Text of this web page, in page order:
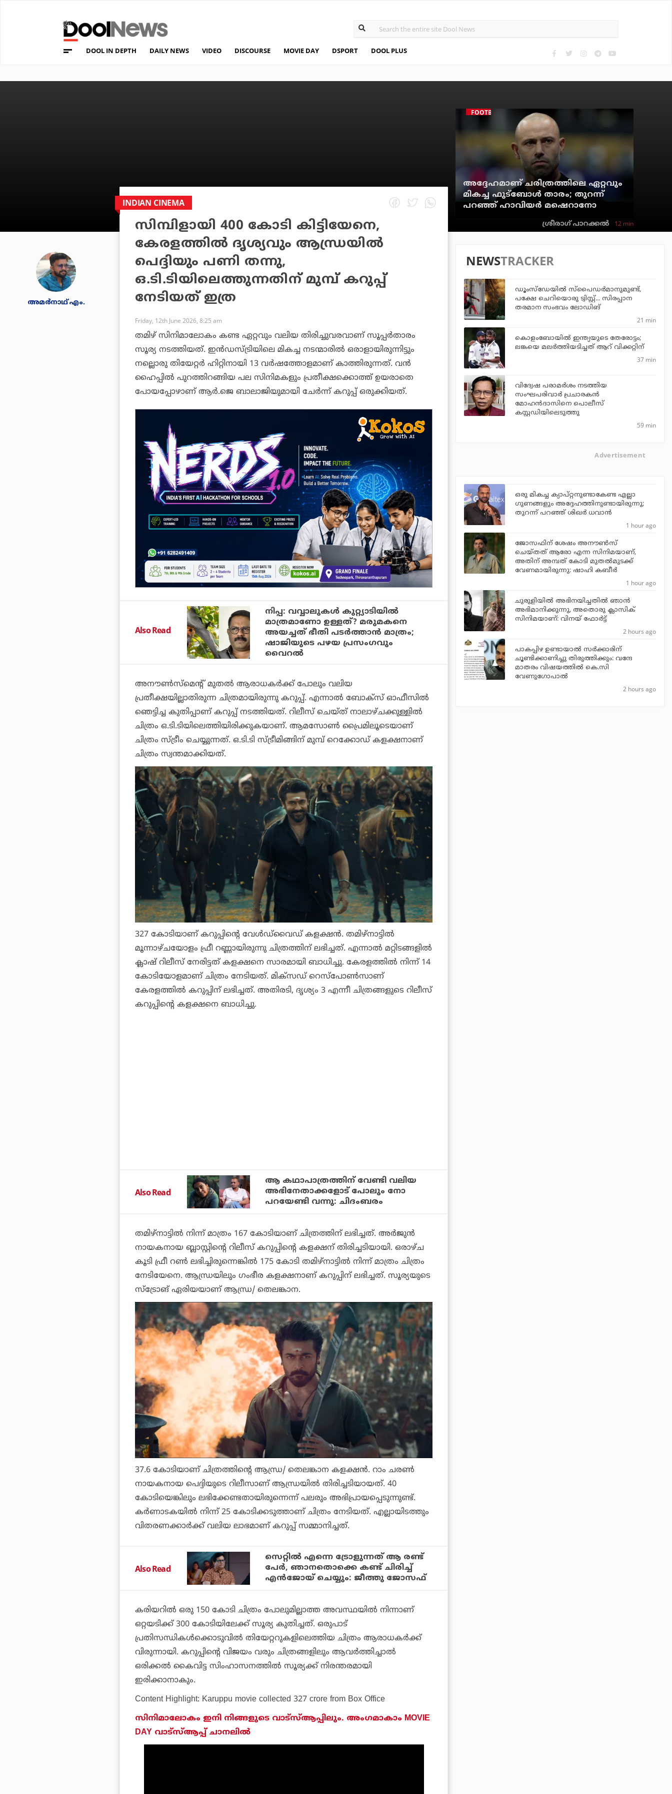
DOOL IN DEPTH DAILY NEWS VIDEO DISCOURSE MOVIE DAY DSPORT DOOL PLUS
FOOTBALL
അദ്ദേഹമാണ് ചരിത്രത്തിലെ ഏറ്റവും
മികച്ച ഫുട്‌ബോള്‍ താരം; തുറന്ന്
പറഞ്ഞ് ഹാവിയര്‍ മഷെറാനോ
ശ്രീരാഗ് പാറക്കല്‍ 12 min
അമര്‍നാഥ് എം.
INDIAN CINEMA
സിമ്പിളായി 400 കോടി കിട്ടിയേനെ,
കേരളത്തില്‍ ദൃശ്യവും ആന്ധ്രയില്‍
പെദ്ദിയും പണി തന്നു,
ഒ.ടി.ടിയിലെത്തുന്നതിന് മുമ്പ് കറുപ്പ്
നേടിയത് ഇത്ര
Friday, 12th June 2026, 8:25 am
തമിഴ് സിനിമാലോകം കണ്ട ഏറ്റവും വലിയ തിരിച്ചുവരവാണ് സൂപ്പര്‍താരം
സൂര്യ നടത്തിയത്. ഇന്‍ഡസ്ട്രിയിലെ മികച്ച നടന്മാരില്‍ ഒരാളായിരുന്നിട്ടും
നല്ലൊരു തിയേറ്റര്‍ ഹിറ്റിനായി 13 വര്‍ഷത്തോളമാണ് കാത്തിരുന്നത്. വന്‍
ഹൈപ്പില്‍ പുറത്തിറങ്ങിയ പല സിനിമകളും പ്രതീക്ഷക്കൊത്ത് ഉയരാതെ
പോയപ്പോഴാണ് ആര്‍.ജെ ബാലാജിയുമായി ചേര്‍ന്ന്കറുപ്പ്ഒരുക്കിയത്.
Also Read
നിപ്പ: വവ്വാലുകള്‍ കുറ്റ്യാടിയില്‍
മാത്രമാണോ ഉള്ളത്? മരുമകനെ
അയച്ചത് ഭീതി പടര്‍ത്താന്‍ മാത്രം;
ഷാജിയുടെ പഴയ പ്രസംഗവും
വൈറല്‍
അനൗണ്‍സ്‌മെന്റ് മുതല്‍ ആരാധകര്‍ക്ക് പോലും വലിയ
പ്രതീക്ഷയില്ലാതിരുന്ന ചിത്രമായിരുന്നു കറുപ്പ്. എന്നാല്‍ ബോക്‌സ് ഓഫീസില്‍
ഞെട്ടിച്ച കുതിപ്പാണ് കറുപ്പ്നടത്തിയത്. റിലീസ് ചെയ്ത് നാലാഴ്ചക്കുള്ളില്‍
ചിത്രം ഒ.ടി.ടിയിലെത്തിയിരിക്കുകയാണ്. ആമസോണ്‍ പ്രൈമിലൂടെയാണ്
ചിത്രം സ്ട്രീം ചെയ്യുന്നത്. ഒ.ടി.ടി സ്ട്രീമിങ്ങിന് മുമ്പ് റെക്കോഡ് കളക്ഷനാണ്
ചിത്രം സ്വന്തമാക്കിയത്.
327 കോടിയാണ് കറുപ്പിന്റെ വേള്‍ഡ്‌വൈഡ് കളക്ഷന്‍. തമിഴ്‌നാട്ടില്‍
മൂന്നാഴ്ചയോളം ഫ്രീ റണ്ണായിരുന്നു ചിത്രത്തിന് ലഭിച്ചത്. എന്നാല്‍ മറ്റിടങ്ങളില്‍
ക്ലാഷ് റിലീസ് നേരിട്ടത് കളക്ഷനെ സാരമായി ബാധിച്ചു. കേരളത്തില്‍ നിന്ന് 14
കോടിയോളമാണ് ചിത്രം നേടിയത്. മിക്‌സഡ് റെസ്‌പോണ്‍സാണ്
കേരളത്തില്‍ കറുപ്പിന് ലഭിച്ചത്. അതിരടി, ദൃശ്യം 3 എന്നീ ചിത്രങ്ങളുടെ റിലീസ്
കറുപ്പിന്റെ കളക്ഷനെ ബാധിച്ചു.
Also Read
ആ കഥാപാത്രത്തിന് വേണ്ടി വലിയ
അഭിനേതാക്കളോട് പോലും നോ
പറയേണ്ടി വന്നു: ചിദംബരം
തമിഴ്‌നാട്ടില്‍ നിന്ന് മാത്രം 167 കോടിയാണ് ചിത്രത്തിന് ലഭിച്ചത്. അര്‍ജുന്‍
നായകനായ ബ്ലാസ്റ്റിന്റെ റിലീസ് കറുപ്പിന്റെ കളക്ഷന് തിരിച്ചടിയായി. ഒരാഴ്ച
കൂടി ഫ്രീ റണ്‍ ലഭിച്ചിരുന്നെങ്കില്‍ 175 കോടി തമിഴ്‌നാട്ടില്‍ നിന്ന് മാത്രം ചിത്രം
നേടിയേനെ. ആന്ധ്രയിലും ഗംഭീര കളക്ഷനാണ് കറുപ്പിന് ലഭിച്ചത്. സൂര്യയുടെ
സ്‌ട്രോങ് ഏരിയയാണ് ആന്ധ്ര/ തെലങ്കാന.
37.6 കോടിയാണ് ചിത്രത്തിന്റെ ആന്ധ്ര/ തെലങ്കാന കളക്ഷന്‍. റാം ചരണ്‍
നായകനായ പെദ്ദിയുടെ റിലീസാണ് ആന്ധ്രയില്‍ തിരിച്ചടിയായത്. 40
കോടിയെങ്കിലും ലഭിക്കേണ്ടതായിരുന്നെന്ന് പലരും അഭിപ്രായപ്പെടുന്നുണ്ട്.
കര്‍ണാടകയില്‍ നിന്ന് 25 കോടിക്കടുത്താണ് ചിത്രം നേടിയത്. എല്ലായിടത്തും
വിതരണക്കാര്‍ക്ക് വലിയ ലാഭമാണ് കറുപ്പ്സമ്മാനിച്ചത്.
Also Read
സെറ്റില്‍ എന്നെ ട്രോളുന്നത് ആ രണ്ട്
പേര്‍, ഞാനതൊക്കെ കണ്ട് ചിരിച്ച്
എന്‍ജോയ് ചെയ്യും: ജീത്തു ജോസഫ്
കരിയറില്‍ ഒരു 150 കോടി ചിത്രം പോലുമില്ലാത്ത അവസ്ഥയില്‍ നിന്നാണ്
ഒറ്റയടിക്ക് 300 കോടിയിലേക്ക് സൂര്യ കുതിച്ചത്. ഒരുപാട്
പ്രതിസന്ധികള്‍ക്കൊടുവില്‍ തിയേറ്ററുകളിലെത്തിയ ചിത്രം ആരാധകര്‍ക്ക്
വിരുന്നായി. കറുപ്പിന്റെ വിജയം വരും ചിത്രങ്ങളിലും ആവര്‍ത്തിച്ചാല്‍
ഒരിക്കല്‍ കൈവിട്ട സിംഹാസനത്തില്‍ സൂര്യക്ക് നിരന്തരമായി
ഇരിക്കാനാകും.
Content Highlight: Karuppu movie collected 327 crore from Box Office
സിനിമാലോകം ഇനി നിങ്ങളുടെ വാട്സ്ആപ്പിലും. അം​ഗമാകാം MOVIE
DAY വാട്സ്ആപ്പ് ചാനലിൽ
NEWSTRACKER
ഡൂംസ്‌ഡേയില്‍ സ്‌പൈഡര്‍മാനുമുണ്ട്,
പക്ഷേ ചെറിയൊരു ട്വിസ്റ്റ്... സിരപ്പാന
തരമാന സംഭവം ലോഡിങ്
21 min
കൊളംബോയില്‍ ഇന്ത്യയുടെ തേരോട്ടം;
ലങ്കയെ മലര്‍ത്തിയടിച്ചത് ആറ് വിക്കറ്റിന്
37 min
വിദ്വേഷ പരാമര്‍ശം നടത്തിയ
സംഘപരിവാര്‍ പ്രചാരകന്‍
മോഹന്‍ദാസിനെ പൊലീസ്
കസ്റ്റഡിയിലെടുത്തു
59 min
Advertisement
ഒരു മികച്ച ക്യാപ്റ്റനുണ്ടാകേണ്ട എല്ലാ
ഗുണങ്ങളും അദ്ദേഹത്തിനുണ്ടായിരുന്നു;
തുറന്ന് പറഞ്ഞ് ശിഖര്‍ ധവാന്‍
1 hour ago
ജോസഫിന് ശേഷം അനൗണ്‍സ്
ചെയ്തത് ആരോ എന്ന സിനിമയാണ്,
അതിന് അമ്പത് കോടി മുതല്‍മുടക്ക്
വേണമായിരുന്നു: ഷാഹി കബീര്‍
1 hour ago
ചുരുളിയിൽ അഭിനയിച്ചതിൽ ഞാൻ
അഭിമാനിക്കുന്നു, അതൊരു ക്ലാസിക്
സിനിമയാണ്: വിനയ് ഫോർട്ട്
2 hours ago
പാകപ്പിഴ ഉണ്ടായാല്‍ സര്‍ക്കാരിന്
ചൂണ്ടിക്കാണിച്ചു തിരുത്തിക്കും: വന്ദേ
മാതരം വിഷയത്തില്‍ കെ.സി
വേണുഗോപാല്‍
2 hours ago